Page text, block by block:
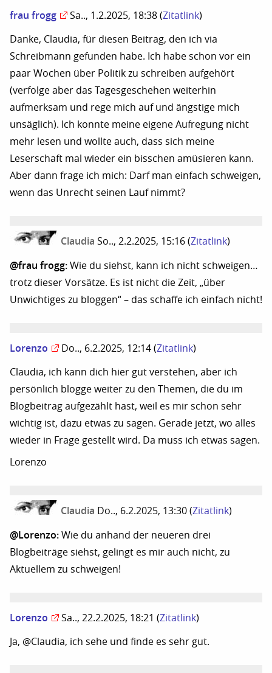
frau frogg Sa.., 1.2.2025, 18:38 (Zitatlink)
Danke, Claudia, für diesen Beitrag, den ich via
Schreibmann gefunden habe. Ich habe schon vor ein
paar Wochen über Politik zu schreiben aufgehört
(verfolge aber das Tagesgeschehen weiterhin
aufmerksam und rege mich auf und ängstige mich
unsäglich). Ich konnte meine eigene Aufregung nicht
mehr lesen und wollte auch, dass sich meine
Leserschaft mal wieder ein bisschen amüsieren kann.
Aber dann frage ich mich: Darf man einfach schweigen,
wenn das Unrecht seinen Lauf nimmt?
Claudia So.., 2.2.2025, 15:16 (Zitatlink)
@frau frogg: Wie du siehst, kann ich nicht schweigen…
trotz dieser Vorsätze. Es ist nicht die Zeit, „über
Unwichtiges zu bloggen“ – das schaffe ich einfach nicht!
Lorenzo Do.., 6.2.2025, 12:14 (Zitatlink)
Claudia, ich kann dich hier gut verstehen, aber ich
persönlich blogge weiter zu den Themen, die du im
Blogbeitrag aufgezählt hast, weil es mir schon sehr
wichtig ist, dazu etwas zu sagen. Gerade jetzt, wo alles
wieder in Frage gestellt wird. Da muss ich etwas sagen.
Lorenzo
Claudia Do.., 6.2.2025, 13:30 (Zitatlink)
@Lorenzo: Wie du anhand der neueren drei
Blogbeiträge siehst, gelingt es mir auch nicht, zu
Aktuellem zu schweigen!
Lorenzo Sa.., 22.2.2025, 18:21 (Zitatlink)
Ja, @Claudia, ich sehe und finde es sehr gut.